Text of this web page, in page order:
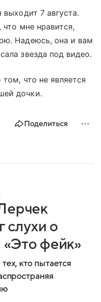
выходит 7 августа.
мне нравится,
Надеюсь, она и вам
звезда под видео.
том, что не является
дочки.
Поделиться
слухи о
«Это фейк»
кто пытается